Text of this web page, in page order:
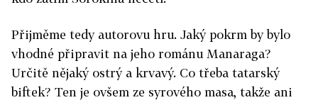
Přijměme tedy autorovu hru. Jaký pokrm by bylo
vhodné připravit na jeho románu Manaraga?
Určitě nějaký ostrý a krvavý. Co třeba tatarský
biftek? Ten je ovšem ze syrového masa, takže ani